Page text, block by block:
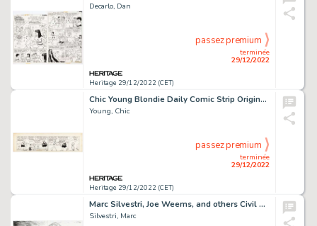
Decarlo, Dan
Heritage 29/12/2022 (CET)
terminée
29/12/2022
passez premium
Chic Young Blondie Daily Comic Strip Original Art dated 7-28-31 (King Feature Syndicate, 1931)....
Young, Chic
Heritage 29/12/2022 (CET)
terminée
29/12/2022
passez premium
Marc Silvestri, Joe Weems, and others Civil War: The Initiative #1 Double Page Spread 6-7 Original Art (Marvel, 20...
Silvestri, Marc